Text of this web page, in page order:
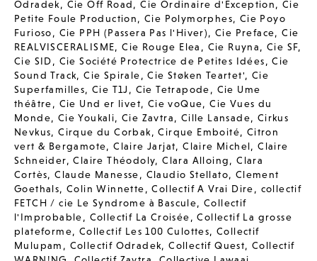
Odradek, Cie Off Road,Cie Ordinaire d'Exception,Cie
Petite Foule Production,Cie Polymorphes, Cie Poyo
Furioso, Cie PPH (Passera Pas l'Hiver),Cie Preface,Cie
REALVISCERALISME,Cie Rouge Elea , Cie Ruyna,Cie SF,
Cie SID, Cie Société Protectrice de Petites Idées,Cie
Sound Track,Cie Spirale,Cie Støken Teartet', Cie
Superfamilles,Cie T1J , Cie Tetrapode, Cie Ume
théâtre, Cie Und er livet, Cie voQue,Cie Vues du
Monde, Cie Youkali,Cie Zavtra, Cille Lansade, Cirkus
Nevkus,Cirque du Corbak,Cirque Emboité, Citron
vert & Bergamote,Claire Jarjat,Claire Michel,Claire
Schneider,Claire Théodoly,Clara Alloing,Clara
Cortès,Claude Manesse, Claudio Stellato, Clement
Goethals,Colin Winnette,Collectif A Vrai Dire, collectif
FETCH / cie Le Syndrome à Bascule,Collectif
l'Improbable, Collectif La Croisée,Collectif La grosse
plateforme, Collectif Les 100 Culottes,Collectif
Mulupam , Collectif Odradek,Collectif Quest,Collectif